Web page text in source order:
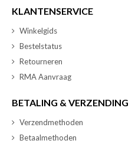
KLANTENSERVICE
Winkelgids
Bestelstatus
Retourneren
RMA Aanvraag
BETALING & VERZENDING
Verzendmethoden
Betaalmethoden